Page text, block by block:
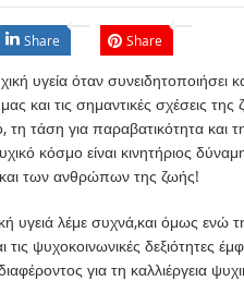
Share Share
υγεία όταν συνειδητοποιήσει
και τις σημαντικές σχέσεις
τη τάση για παραβατικότητα και
κόσμο είναι κινητήριος
και των ανθρώπων της ζωής!
υγειά λέμε συχνά,και όμως ενώ
τις ψυχοκοινωνικές δεξιότητες
για τη καλλιέργεια